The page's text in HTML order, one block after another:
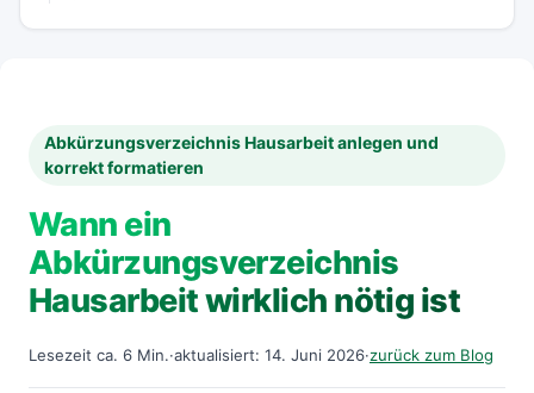
Abkürzungsverzeichnis Hausarbeit anlegen und
korrekt formatieren
Wann ein
Abkürzungsverzeichnis
Hausarbeit wirklich nötig ist
Lesezeit ca. 6 Min.·aktualisiert: 14. Juni 2026·zurück zum Blog